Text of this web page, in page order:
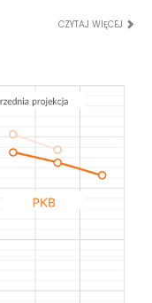
CZYTAJ WIĘCEJ